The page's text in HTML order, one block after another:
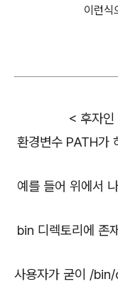
이런식
< 후자
환경변수 PATH가
예를 들어 위에서
bin 디렉토리에 존
사용자가 굳이 /